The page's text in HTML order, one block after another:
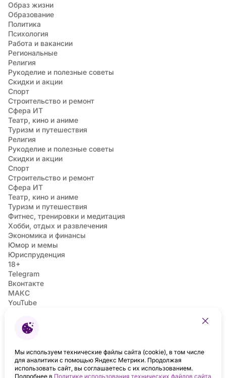
Мы используем технические файлы сайта (cookie), в том числе
для аналитики с помощью Яндекс Метрики. Продолжая
использовать сайт, вы соглашаетесь с их использованием.
Подробнее в Политике использования технических файлов сайта
Образ жизни
Образование
Политика
Психология
Работа и вакансии
Региональные
Религия
Рукоделие и полезные советы
Скидки и акции
Спорт
Строительство и ремонт
Сфера ИТ
Театр, кино и аниме
Туризм и путешествия
Религия
Рукоделие и полезные советы
Скидки и акции
Спорт
Строительство и ремонт
Сфера ИТ
Театр, кино и аниме
Туризм и путешествия
Фитнес, тренировки и медитация
Хобби, отдых и развлечения
Экономика и финансы
Юмор и мемы
Юриспруденция
18+
Telegram
Вконтакте
МАКС
YouTube
Дзен
Одноклассники
Санкт-Петербург